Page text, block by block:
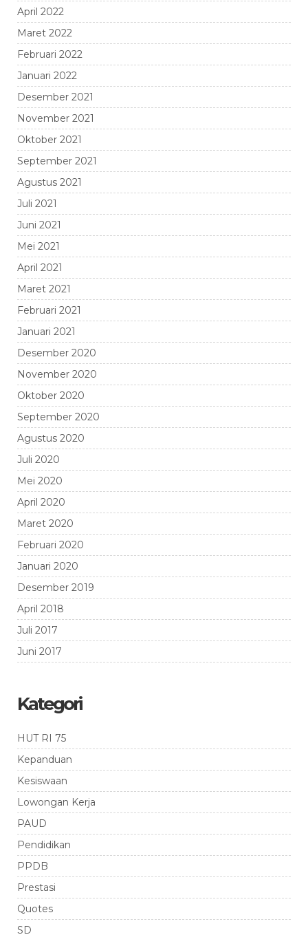
April 2022
Maret 2022
Februari 2022
Januari 2022
Desember 2021
November 2021
Oktober 2021
September 2021
Agustus 2021
Juli 2021
Juni 2021
Mei 2021
April 2021
Maret 2021
Februari 2021
Januari 2021
Desember 2020
November 2020
Oktober 2020
September 2020
Agustus 2020
Juli 2020
Mei 2020
April 2020
Maret 2020
Februari 2020
Januari 2020
Desember 2019
April 2018
Juli 2017
Juni 2017
Kategori
HUT RI 75
Kepanduan
Kesiswaan
Lowongan Kerja
PAUD
Pendidikan
PPDB
Prestasi
Quotes
SD